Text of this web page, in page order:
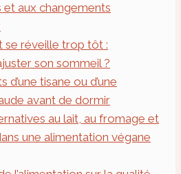
et aux changements
se réveille trop tôt :
son sommeil ?
d’une tisane ou d’une
avant de dormir
au lait, au fromage et
une alimentation végane